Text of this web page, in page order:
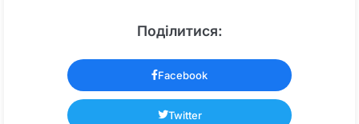
Поділитися:
Facebook
Twitter